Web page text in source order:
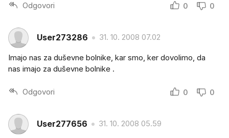
Odgovori 0 0
User273286 31. 10. 2008 07.02
Imajo nas za duševne bolnike, kar smo, ker dovolimo, da
nas imajo za duševne bolnike .
Odgovori 0 0
User277656 31. 10. 2008 05.59